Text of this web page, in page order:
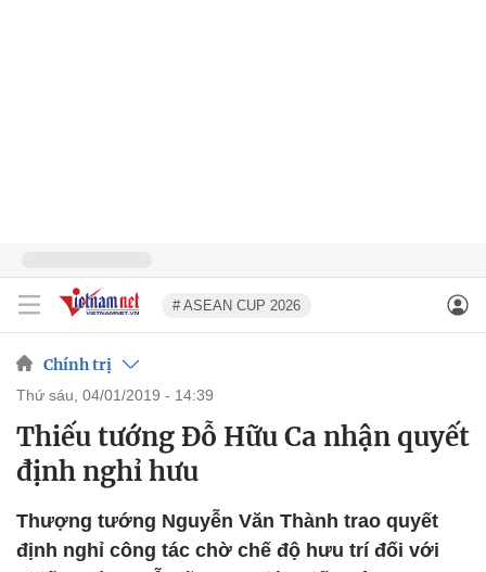
# ASEAN CUP 2026
Chính trị
thứ sáu, 04/01/2019 - 14:39
Thiếu tướng Đỗ Hữu Ca nhận quyết
định nghỉ hưu
Thượng tướng Nguyễn Văn Thành trao quyết
định nghỉ công tác chờ chế độ hưu trí đối với